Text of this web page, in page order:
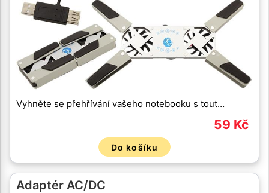
Vyhněte se přehřívání vašeho notebooku s tout…
59 Kč
Do košíku
Adaptér AC/DC